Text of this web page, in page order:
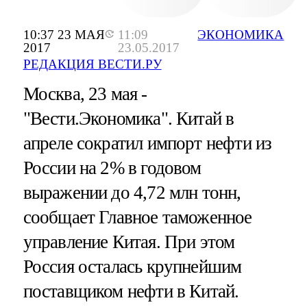
10:37 23 МАЯ
2017
11:09
23.05.2017
РЕДАКЦИЯ ВЕСТИ.РУ
ЭКОНОМИКА
Москва, 23 мая -
"Вести.Экономика".Китай в
апреле сократил импорт нефти из
России на 2% в годовом
выражении до 4,72 млн тонн,
сообщает Главное таможенное
управление Китая. При этом
Россия осталась крупнейшим
поставщиком нефти в Китай.